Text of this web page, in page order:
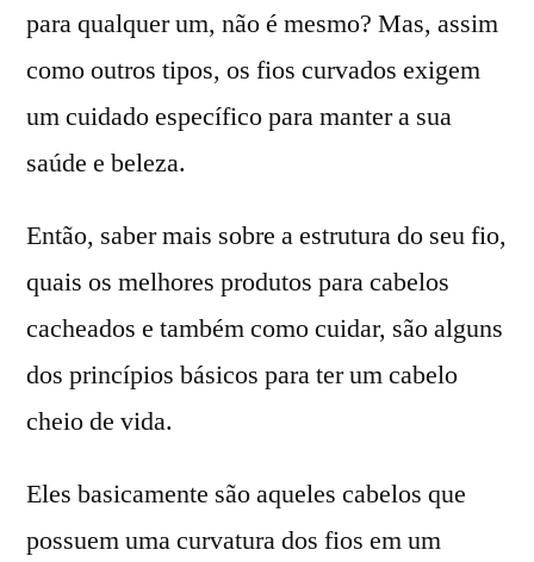
para qualquer um, não é mesmo? Mas, assim
como outros tipos, os fios curvados exigem
um cuidado específico para manter a sua
saúde e beleza.
Então, saber mais sobre a estrutura do seu fio,
quais os melhores produtos para cabelos
cacheados e também como cuidar, são alguns
dos princípios básicos para ter um cabelo
cheio de vida.
Eles basicamente são aqueles cabelos que
possuem uma curvatura dos fios em um